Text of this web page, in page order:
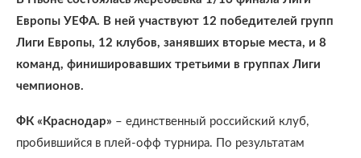
Европы УЕФА. В ней участвуют 12 победителей групп
Лиги Европы, 12 клубов, занявших вторые места, и 8
команд, финишировавших третьими в группах Лиги
чемпионов.
ФК «Краснодар» – единственный российский клуб,
пробившийся в плей-офф турнира. По результатам